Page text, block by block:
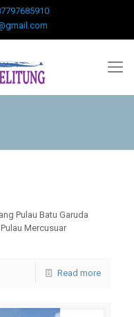
Pulau Batu Garuda
Mercusuar
Read more